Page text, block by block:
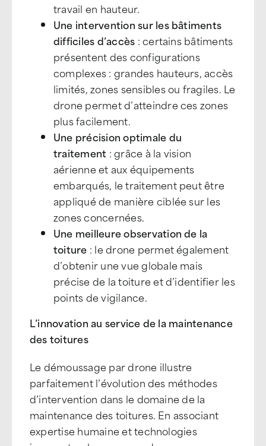
travail en hauteur.
Une intervention sur les bâtiments
difficiles d’accès : certains bâtiments
présentent des configurations
complexes : grandes hauteurs, accès
limités, zones sensibles ou fragiles. Le
drone permet d’atteindre ces zones
plus facilement.
Une précision optimale du
traitement : grâce à la vision
aérienne et aux équipements
embarqués, le traitement peut être
appliqué de manière ciblée sur les
zones concernées.
Une meilleure observation de la
toiture : le drone permet également
d’obtenir une vue globale mais
précise de la toiture et d’identifier les
points de vigilance.
L’innovation au service de la maintenance
des toitures
Le démoussage par drone illustre
parfaitement l’évolution des méthodes
d’intervention dans le domaine de la
maintenance des toitures. En associant
expertise humaine et technologies